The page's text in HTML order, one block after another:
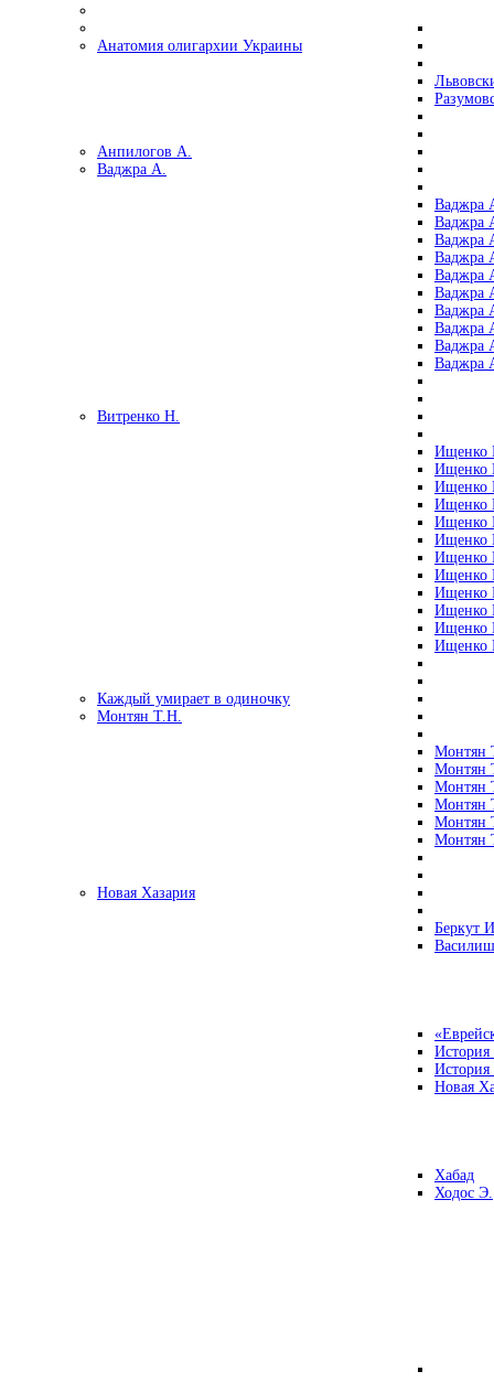
Анатомия олигархии Украины
Анпилогов А.
Ваджра А.
Ваджра
Ваджра
Ваджра
Ваджра
Ваджра
Ваджра
Ваджра
Ваджра
Ваджра
Ваджра
Витренко Н.
Ищенко
Ищенко
Ищенко
Ищенко
Ищенко
Ищенко
Ищенко
Ищенко
Ищенко
Ищенко
Ищенко
Ищенко
Каждый умирает в одиночку
Монтян Т.Н.
Монтян
Монтян
Монтян
Монтян
Монтян
Монтян
Новая Хазария
Беркут
Новая
Хабад
Ходос Э.